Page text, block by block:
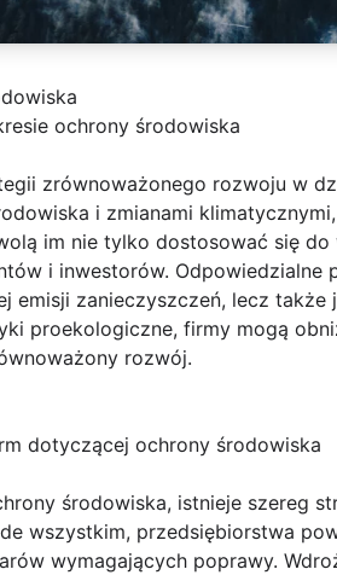
ochrony środowiska
zrównoważonego rozwoju w
i zmianami
im nie tylko dostosować się
i inwestorów. Odpowiedzialne
emisji zanieczyszczeń, lecz także
proekologiczne, firmy mogą
rozwój.
dotyczącej ochrony środowiska
środowiska, istnieje szereg
wszystkim, przedsiębiorstwa
wymagających poprawy.